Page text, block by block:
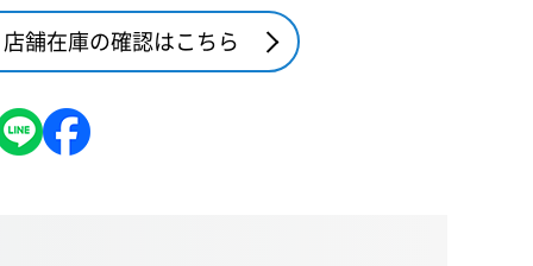
店舗在庫の確認はこちら